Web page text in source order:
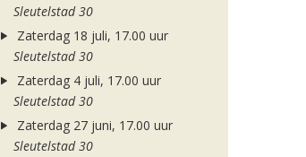
Sleutelstad 30
Zaterdag 18 juli, 17.00 uur
Sleutelstad 30
Zaterdag 4 juli, 17.00 uur
Sleutelstad 30
Zaterdag 27 juni, 17.00 uur
Sleutelstad 30